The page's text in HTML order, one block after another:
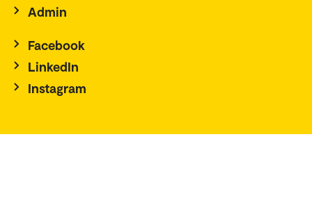
Admin
Facebook
LinkedIn
Instagram